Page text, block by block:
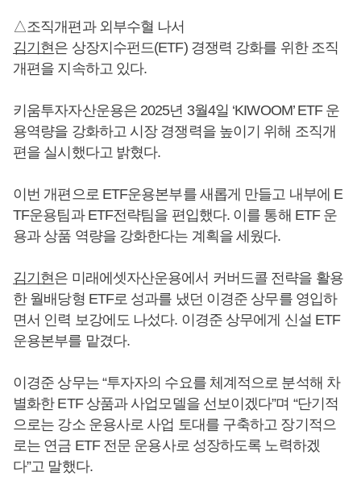
△조직개편과 외부수혈 나서
김기현은 상장지수펀드(ETF) 경쟁력 강화를 위한 조직
개편을 지속하고 있다.
키움투자자산운용은 2025년 3월4일 ‘KIWOOM’ ETF 운
용역량을 강화하고 시장 경쟁력을 높이기 위해 조직개
편을 실시했다고 밝혔다.
이번 개편으로 ETF운용본부를 새롭게 만들고 내부에 E
TF운용팀과 ETF전략팀을 편입했다. 이를 통해 ETF 운
용과 상품 역량을 강화한다는 계획을 세웠다.
김기현은 미래에셋자산운용에서 커버드콜 전략을 활용
한 월배당형 ETF로 성과를 냈던 이경준 상무를 영입하
면서 인력 보강에도 나섰다. 이경준 상무에게 신설 ETF
운용본부를 맡겼다.
이경준 상무는 “투자자의 수요를 체계적으로 분석해 차
별화한 ETF 상품과 사업모델을 선보이겠다”며 “단기적
으로는 강소 운용사로 사업 토대를 구축하고 장기적으
로는 연금 ETF 전문 운용사로 성장하도록 노력하겠
다”고 말했다.